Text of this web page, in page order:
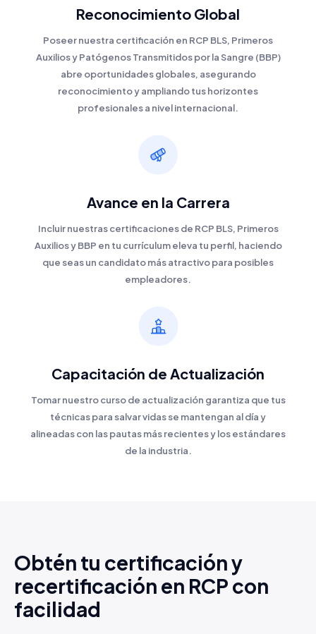
oxigenación en individuos que no respiran.
Compresiones torácicas:Enseña la
habilidad esencial de realizar
compresiones torácicas de alta calidad
para mantener la circulación sanguínea
Uso de DEA (Desfibrilador Externo
La capacitación abarca
dispositivos críticos para restaurar un ritmo
cardíaco regular durante eventos
cardíacos.
Después de completar la clase de RCP y el
papel desde casa o la oficina. Tu tarjeta de
los días siguientes.
Reconocimiento Global
Poseer nuestra certificación en RCP BLS, Primeros
Auxilios y Patógenos Transmitidos por la Sangre (BBP)
abre oportunidades globales, asegurando
reconocimiento y ampliando tus horizontes
profesionales a nivel internacional.
Avance en la Carrera
Incluir nuestras certificaciones de RCP BLS, Primeros
Auxilios y BBP en tu currículum eleva tu perfil, haciendo
que seas un candidato más atractivo para posibles
empleadores.
Capacitación de Actualización
Tomar nuestro curso de actualización garantiza que tus
técnicas para salvar vidas se mantengan al día y
alineadas con las pautas más recientes y los estándares
de la industria.
Obtén tu certificación y
recertificación en RCP con
facilidad